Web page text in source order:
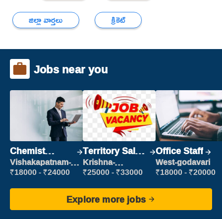
జిల్లా వార్తలు
క్రికెట్
Jobs near you
Chemist
Production
Executive
Vishakapatnam-
new
₹18000 - ₹24000
Territory Sales
Manager
Krishna-
vijayawada
₹25000 - ₹33000
Office Staff
West-godavari
₹18000 - ₹20000
Explore more jobs